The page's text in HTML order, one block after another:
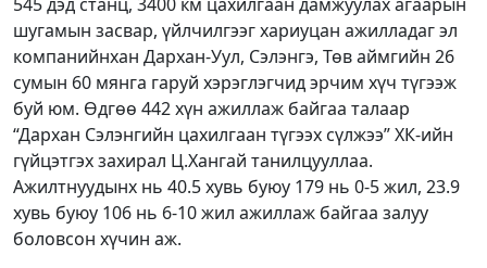
шугамын засвар, үйлчилгээг хариуцан ажилладаг эл
компанийнхан Дархан-Уул, Сэлэнгэ, Төв аймгийн 26
сумын 60 мянга гаруй хэрэглэгчид эрчим хүч түгээж
буй юм. Өдгөө 442 хүн ажиллаж байгаа талаар
“Дархан Сэлэнгийн цахилгаан түгээх сүлжээ” ХК-ийн
гүйцэтгэх захирал Ц.Хангай танилцууллаа.
Ажилтнуудынх нь 40.5 хувь буюу 179 нь 0-5 жил, 23.9
хувь буюу 106 нь 6-10 жил ажиллаж байгаа залуу
боловсон хүчин аж.